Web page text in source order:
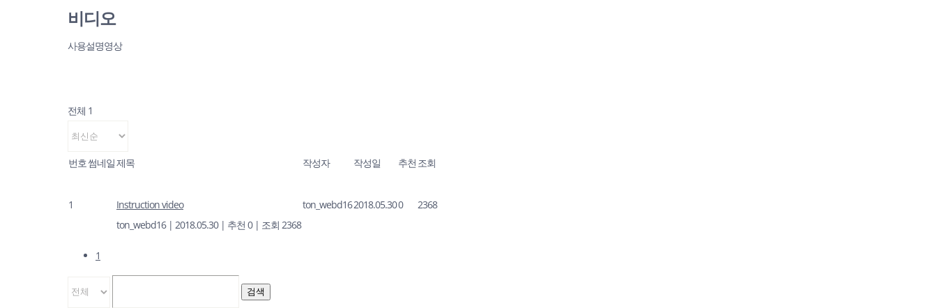
비디오
사용설명영상
전체 1
번호썸네일제목 작성자 작성일 추천 조회
1
Instruction video
ton_webd16 | 2018.05.30 | 추천 0 | 조회 2368
ton_webd162018.05.300 2368
1
검색